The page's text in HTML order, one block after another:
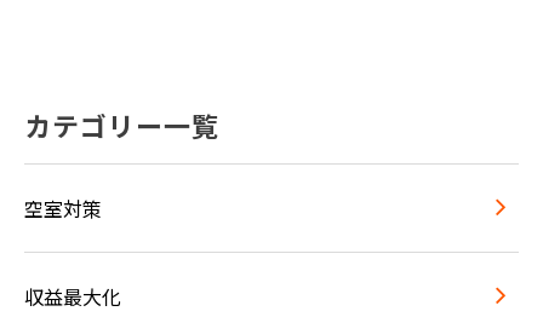
カテゴリー一覧
空室対策
収益最大化